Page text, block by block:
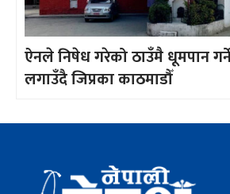
ऐनले निषेध गरेको ठाउँमै धूमपान
लगाउँदै जिप्रका काठमाडौँ